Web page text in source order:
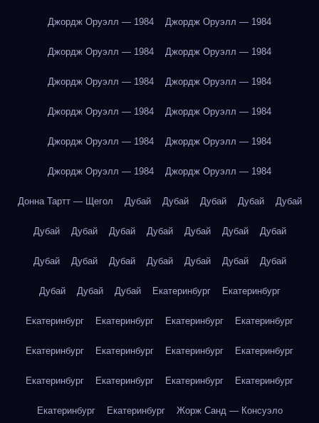
Джордж Оруэлл — 1984 Джордж Оруэлл — 1984
Джордж Оруэлл — 1984 Джордж Оруэлл — 1984
Джордж Оруэлл — 1984 Джордж Оруэлл — 1984
Джордж Оруэлл — 1984 Джордж Оруэлл — 1984
Джордж Оруэлл — 1984 Джордж Оруэлл — 1984
Джордж Оруэлл — 1984 Джордж Оруэлл — 1984
Донна Тартт — Щегол Дубай Дубай Дубай Дубай Дубай
Дубай Дубай Дубай Дубай Дубай Дубай Дубай
Дубай Дубай Дубай Дубай Дубай Дубай Дубай
Дубай Дубай Дубай Екатеринбург Екатеринбург
Екатеринбург Екатеринбург Екатеринбург Екатеринбург
Екатеринбург Екатеринбург Екатеринбург Екатеринбург
Екатеринбург Екатеринбург Екатеринбург Екатеринбург
Екатеринбург Екатеринбург Жорж Санд — Консуэло